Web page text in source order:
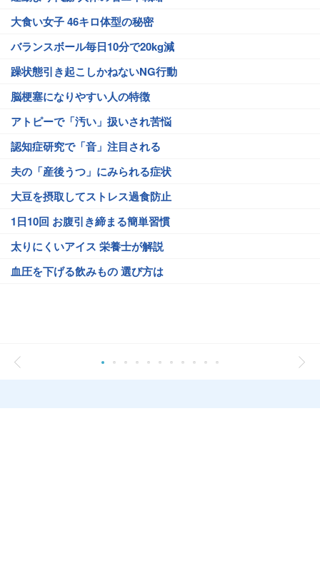
大食い女子 46キロ体型の秘密
バランスボール毎日10分で20kg減
躁状態引き起こしかねないNG行動
脳梗塞になりやすい人の特徴
アトピーで「汚い」扱いされ苦悩
認知症研究で「音」注目される
夫の「産後うつ」にみられる症状
大豆を摂取してストレス過食防止
1日10回 お腹引き締まる簡単習慣
太りにくいアイス 栄養士が解説
血圧を下げる飲みもの 選び方は